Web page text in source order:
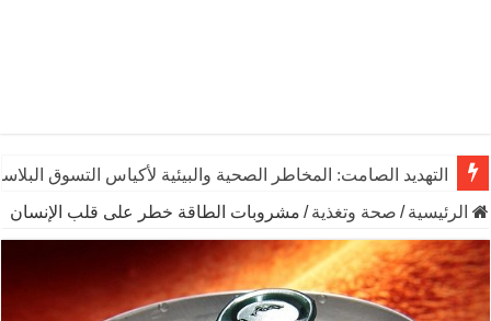
التهديد الصامت: المخاطر الصحية والبيئية لأكياس التسوق
الرئيسية / صحة وتغذية / مشروبات الطاقة خطر على قلب الإنسان